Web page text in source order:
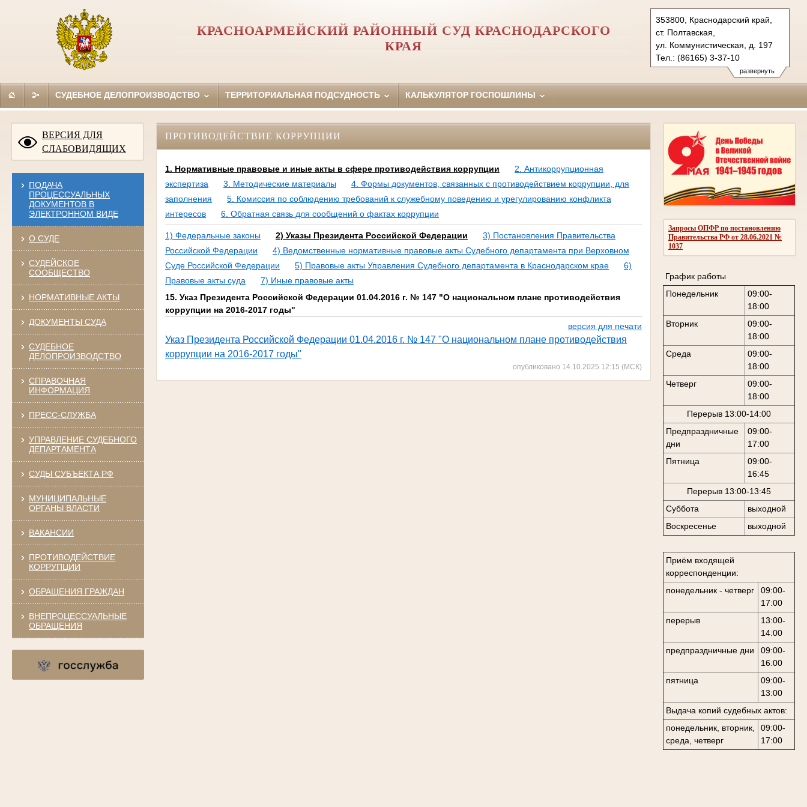
развернуть
353800, Краснодарский край,
ст. Полтавская,
ул. Коммунистическая, д. 197
Тел.: (86165) 3-37-10
krasnoarmeisk.krd@sudrf.ru
КРАСНОАРМЕЙСКИЙ РАЙОННЫЙ СУД КРАСНОДАРСКОГО
КРАЯ
СУДЕБНОЕ ДЕЛОПРОИЗВОДСТВО ТЕРРИТОРИАЛЬНАЯ ПОДСУДНОСТЬ КАЛЬКУЛЯТОР ГОСПОШЛИНЫ
ВЕРСИЯ ДЛЯ
СЛАБОВИДЯЩИХ
ПОДАЧА
ПРОЦЕССУАЛЬНЫХ
ДОКУМЕНТОВ В
ЭЛЕКТРОННОМ ВИДЕ
О СУДЕ
СУДЕЙСКОЕ
СООБЩЕСТВО
НОРМАТИВНЫЕ АКТЫ
ДОКУМЕНТЫ СУДА
СУДЕБНОЕ
ДЕЛОПРОИЗВОДСТВО
СПРАВОЧНАЯ
ИНФОРМАЦИЯ
ПРЕСС-СЛУЖБА
УПРАВЛЕНИЕ СУДЕБНОГО
ДЕПАРТАМЕНТА
СУДЫ СУБЪЕКТА РФ
МУНИЦИПАЛЬНЫЕ
ОРГАНЫ ВЛАСТИ
ВАКАНСИИ
ПРОТИВОДЕЙСТВИЕ
КОРРУПЦИИ
ОБРАЩЕНИЯ ГРАЖДАН
ВНЕПРОЦЕССУАЛЬНЫЕ
ОБРАЩЕНИЯ
Запросы ОПФР по постановлению
Правительства РФ от 28.06.2021 №
1037
График работы
Понедельник
09:00-
18:00
Вторник
09:00-
18:00
Среда
09:00-
18:00
Четверг
09:00-
18:00
Перерыв 13:00-14:00
Предпраздничные
дни
09:00-
17:00
Пятница
09:00-
16:45
Перерыв 13:00-13:45
Суббота
выходной
Воскресенье
выходной
Приём входящей
корреспонденции:
понедельник - четверг
09:00-
17:00
перерыв
13:00-
14:00
предпраздничные дни
09:00-
16:00
пятница
09:00-
13:00
Выдача копий судебных актов:
понедельник, вторник,
среда, четверг
09:00-
17:00
ПРОТИВОДЕЙСТВИЕ КОРРУПЦИИ
1. Нормативные правовые и иные акты в сфере противодействия коррупции
2. Антикоррупционная
экспертиза
3. Методические материалы
4. Формы документов, связанных с противодействием коррупции, для
заполнения
5. Комиссия по соблюдению требований к служебному поведению и урегулированию конфликта
интересов
6. Обратная связь для сообщений о фактах коррупции
1) Федеральные законы 2) Указы Президента Российской Федерации
3) Постановления Правительства
Российской Федерации
4) Ведомственные нормативные правовые акты Судебного департамента при Верховном
Суде Российской Федерации
5) Правовые акты Управления Судебного департамента в Краснодарском крае
6)
Правовые акты суда
7) Иные правовые акты
15. Указ Президента Российской Федерации 01.04.2016 г. № 147 "О национальном плане противодействия
коррупции на 2016-2017 годы"
версия для печати
Указ Президента Российской Федерации 01.04.2016 г. № 147 "О национальном плане противодействия
коррупции на 2016-2017 годы"
опубликовано 14.10.2025 12:15 (МСК)